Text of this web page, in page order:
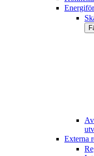
Externa